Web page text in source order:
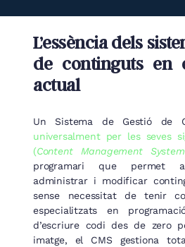
L’essència dels
de continguts en
actual
Un Sistema de Gestió de
universalment per les seves
(Content Management System
programari que permet
administrar i modificar
sense necessitat de tenir
especialitzats en
d’escriure codi des de zero
imatge, el CMS gestiona